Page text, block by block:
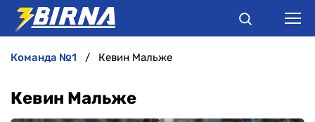
команда №1 Кевин Мальже
Кевин Мальже